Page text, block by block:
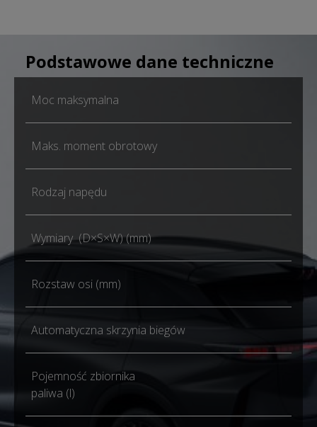
Podstawowe dane techniczne
Moc maksymalna
Maks. moment obrotowy
Rodzaj napędu
Wymiary (D×S×W) (mm)
Rozstaw osi (mm)
Automatyczna skrzynia biegów
Pojemność zbiornika
paliwa (l)